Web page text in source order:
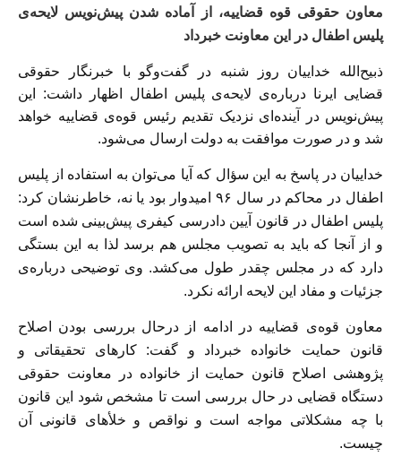
معاون حقوقی قوه قضاییه، از آماده شدن پیش‌نویس لایحه‌ی
پلیس اطفال در این معاونت خبرداد
ذبیح‌الله خداییان روز شنبه در گفت‌وگو با خبرنگار حقوقی
قضایی ایرنا درباره‌ی لایحه‌ی پلیس اطفال اظهار داشت: این
پیش‌نویس در آینده‌ای نزدیک تقدیم رئیس قوه‌ی قضاییه خواهد
شد و در صورت موافقت به دولت ارسال می‌شود.
خداییان در پاسخ به این سؤال که آیا می‌توان به استفاده از پلیس
اطفال در محاکم در سال ۹۶ امیدوار بود یا نه، خاطرنشان کرد:
پلیس اطفال در قانون آیین دادرسی کیفری پیش‌بینی شده است
و از آنجا که باید به تصویب مجلس هم برسد لذا به این بستگی
دارد که در مجلس چقدر طول می‌کشد. وی توضیحی درباره‌ی
جزئیات و مفاد این لایحه ارائه نکرد.
معاون قوه‌ی قضاییه در ادامه از درحال بررسی بودن اصلاح
قانون حمایت خانواده خبرداد و گفت: کارهای تحقیقاتی و
پژوهشی اصلاح قانون حمایت از خانواده در معاونت حقوقی
دستگاه قضایی در حال بررسی است تا مشخص شود این قانون
با چه مشکلاتی مواجه است و نواقص و خلأهای قانونی آن
چیست.